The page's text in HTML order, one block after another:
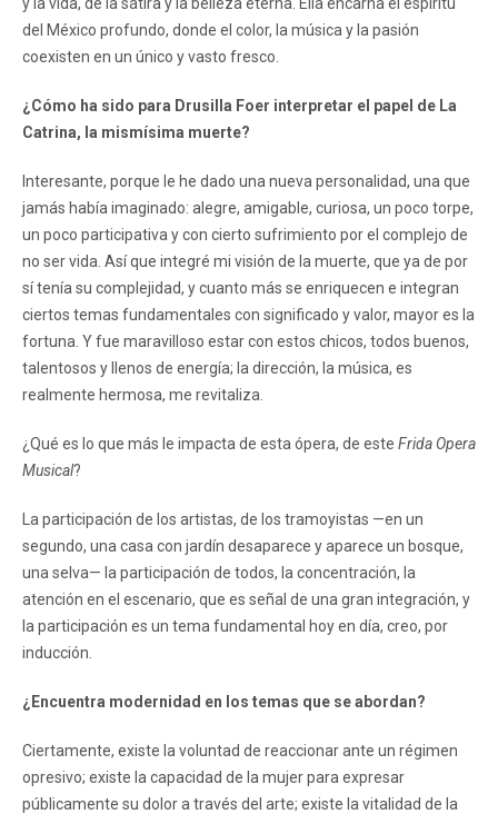
del México profundo, donde el color, la música y la pasión
coexisten en un único y vasto fresco.
¿Cómo ha sido para Drusilla Foer interpretar el papel de La
Catrina, la mismísima muerte?
Interesante, porque le he dado una nueva personalidad, una que
jamás había imaginado: alegre, amigable, curiosa, un poco torpe,
un poco participativa y con cierto sufrimiento por el complejo de
no ser vida. Así que integré mi visión de la muerte, que ya de por
sí tenía su complejidad, y cuanto más se enriquecen e integran
ciertos temas fundamentales con significado y valor, mayor es la
fortuna. Y fue maravilloso estar con estos chicos, todos buenos,
talentosos y llenos de energía; la dirección, la música, es
realmente hermosa, me revitaliza.
¿Qué es lo que más le impacta de esta ópera, de este Frida Opera
Musical?
La participación de los artistas, de los tramoyistas —en un
segundo, una casa con jardín desaparece y aparece un bosque,
una selva— la participación de todos, la concentración, la
atención en el escenario, que es señal de una gran integración, y
la participación es un tema fundamental hoy en día, creo, por
inducción.
¿Encuentra modernidad en los temas que se abordan?
Ciertamente, existe la voluntad de reaccionar ante un régimen
opresivo; existe la capacidad de la mujer para expresar
públicamente su dolor a través del arte; existe la vitalidad de la